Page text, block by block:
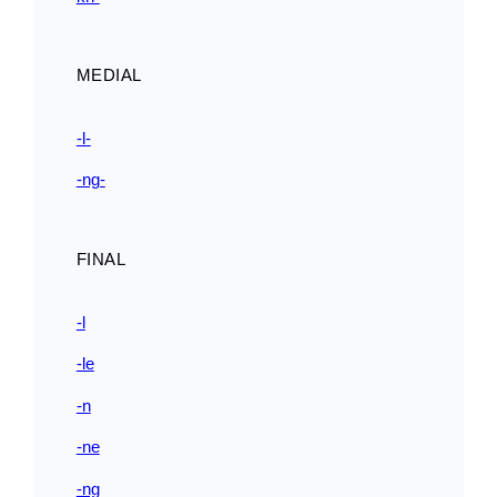
MEDIAL
-l-
-ng-
FINAL
-l
-le
-n
-ne
-ng